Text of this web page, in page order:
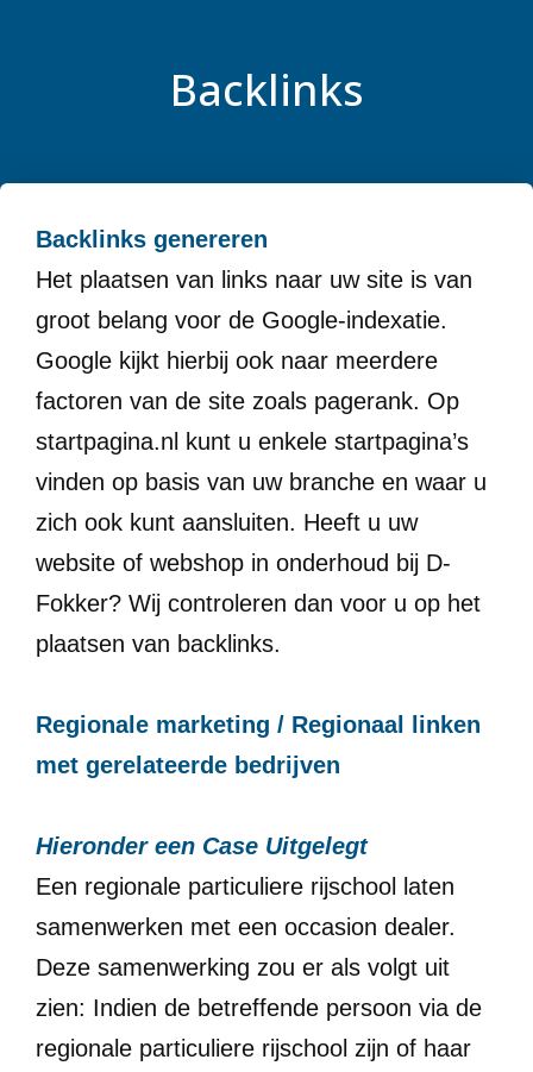
Backlinks
Backlinks genereren
Het plaatsen van links naar uw site is van
groot belang voor de Google-indexatie.
Google kijkt hierbij ook naar meerdere
factoren van de site zoals pagerank. Op
startpagina.nl kunt u enkele startpagina’s
vinden op basis van uw branche en waar u
zich ook kunt aansluiten. Heeft u uw
website of webshop in onderhoud bij D-
Fokker? Wij controleren dan voor u op het
plaatsen van backlinks.
Regionale marketing / Regionaal linken
met gerelateerde bedrijven
Hieronder een Case Uitgelegt
Een regionale particuliere rijschool laten
samenwerken met een occasion dealer.
Deze samenwerking zou er als volgt uit
zien: Indien de betreffende persoon via de
regionale particuliere rijschool zijn of haar